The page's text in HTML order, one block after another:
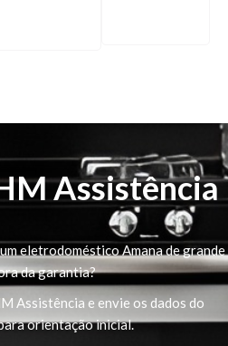
Assistência
eletrodoméstico Amana de grande
da garantia?
Assistência e envie os dados do
orientação inicial.